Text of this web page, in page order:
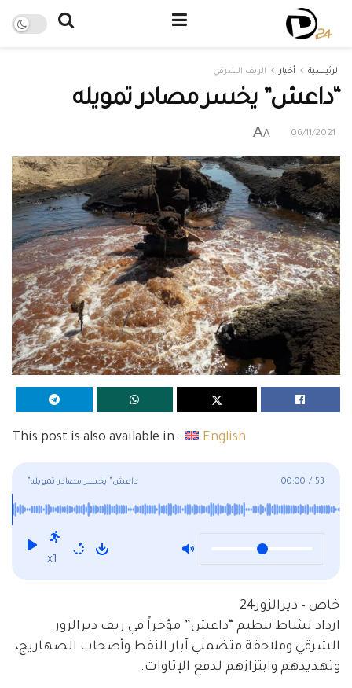
الرئيسية أخبار الريف الشرقي
“داعش” يخسر مصادر تمويله
06/11/2021
A
A
This post is also available in: English
"داعش" يخسر مصادر تمويله 00:00 / 53
x1
خاص – ديرالزور24
ازداد نشاط تنظيم “داعش” مؤخراً في ريف ديرالزور
الشرقي وملاحقة متضمني آبار النفط وأصحاب الصهاريج،
وتهديدهم وابتزازهم لدفع الإتاوات.